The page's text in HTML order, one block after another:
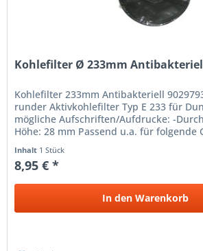
Kohlefilter Ø 233mm Antibakteriell
Kohlefilter 233mm Antibakteriell
runder Aktivkohlefilter Typ E 233 für
mögliche Aufschriften/Aufdrucke: -
Höhe: 28 mm Passend u.a. für folgende
Inhalt 1 Stück
8,95 € *
In den Warenkorb